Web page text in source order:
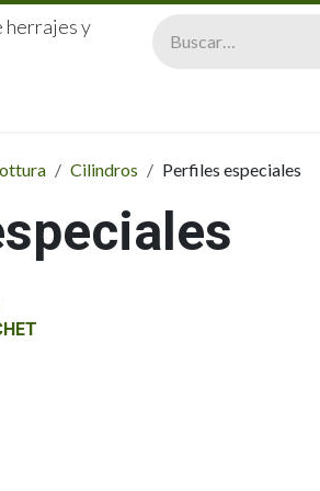
herrajes y
Cilindros Perfiles especiales